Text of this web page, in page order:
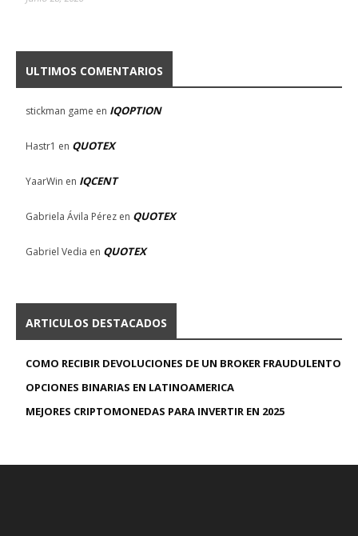
ULTIMOS COMENTARIOS
stickman game en IQOPTION
Hastr1 en QUOTEX
YaarWin en IQCENT
Gabriela Ávila Pérez en QUOTEX
Gabriel Vedia en QUOTEX
ARTICULOS DESTACADOS
COMO RECIBIR DEVOLUCIONES DE UN BROKER FRAUDULENTO
OPCIONES BINARIAS EN LATINOAMERICA
MEJORES CRIPTOMONEDAS PARA INVERTIR EN 2025